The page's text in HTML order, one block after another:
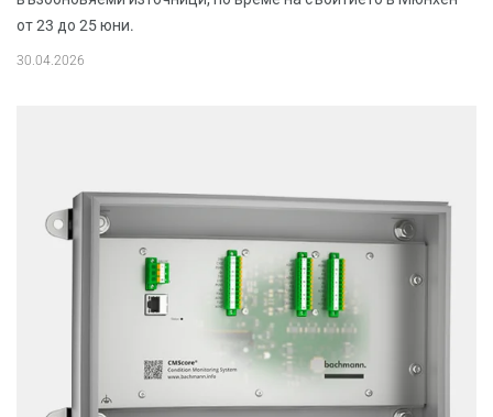
от 23 до 25 юни.
30.04.2026